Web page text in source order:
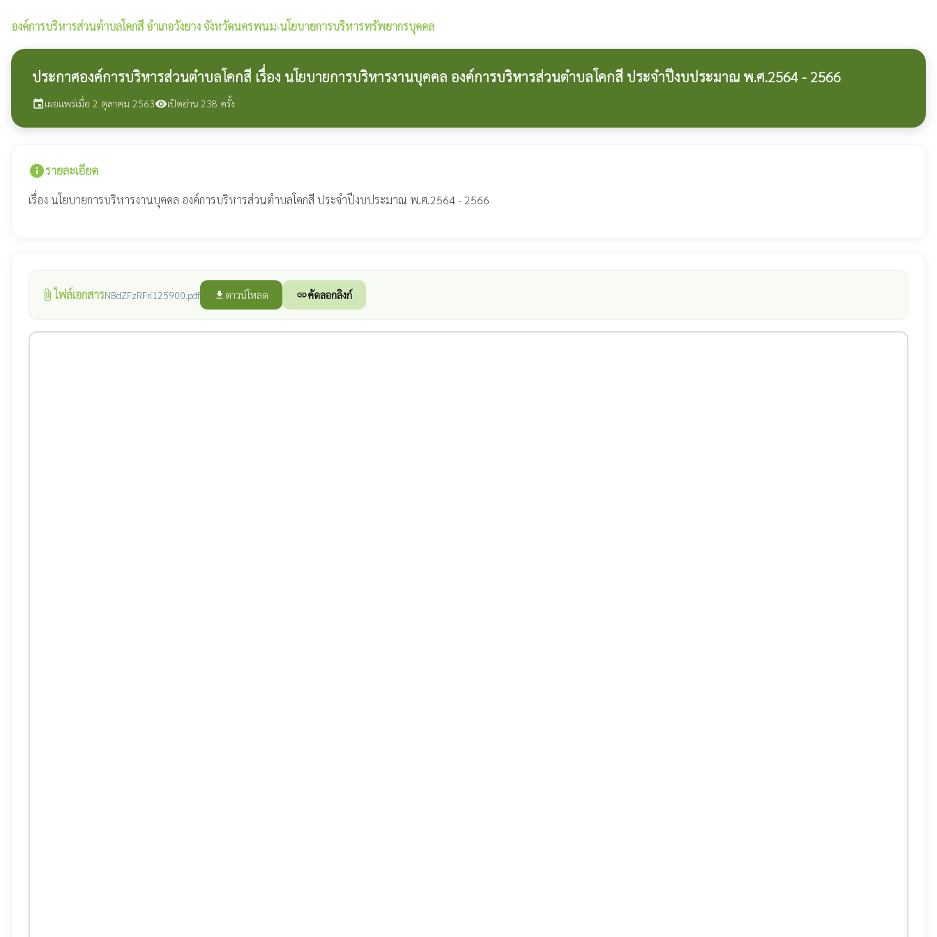
องค์การบริหารส่วนตำบลโคกสี อำเภอวังยาง จังหวัดนครพนม›นโยบายการบริหารทรัพยากรบุคคล
ประกาศองค์การบริหารส่วนตำบลโคกสี เรื่อง นโยบายการบริหารงานบุคคล องค์การบริหารส่วนตำบลโคกสี ประจำปีงบประมาณ พ.ศ.2564 - 2566
eventเผยแพร่เมื่อ 2 ตุลาคม 2563visibilityเปิดอ่าน 238 ครั้ง
infoรายละเอียด
เรื่อง นโยบายการบริหารงานบุคคล องค์การบริหารส่วนตำบลโคกสี ประจำปีงบประมาณ พ.ศ.2564 - 2566
attach_file ไฟล์เอกสารNBdZFzRFri125900.pdf file_download ดาวน์โหลด linkคัดลอกลิงก์